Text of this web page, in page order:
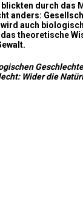
durch das
anders:
auch
theoretische
Wider die